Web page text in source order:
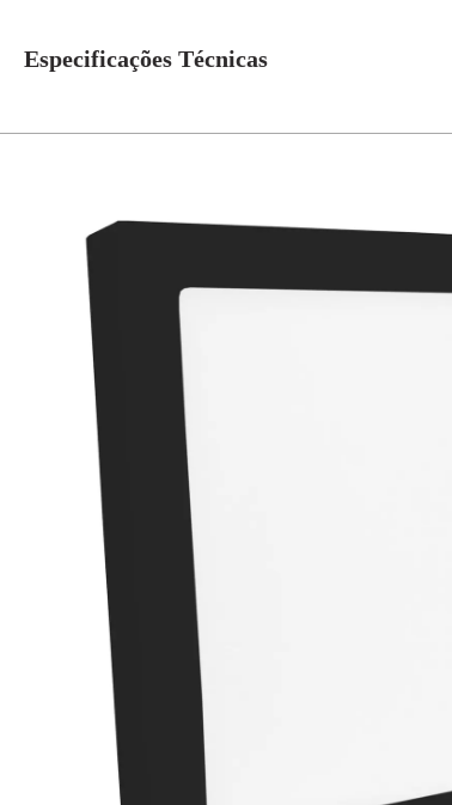
Especificações Técnicas
Grau de Proteção
Preto
Dimensões Produto